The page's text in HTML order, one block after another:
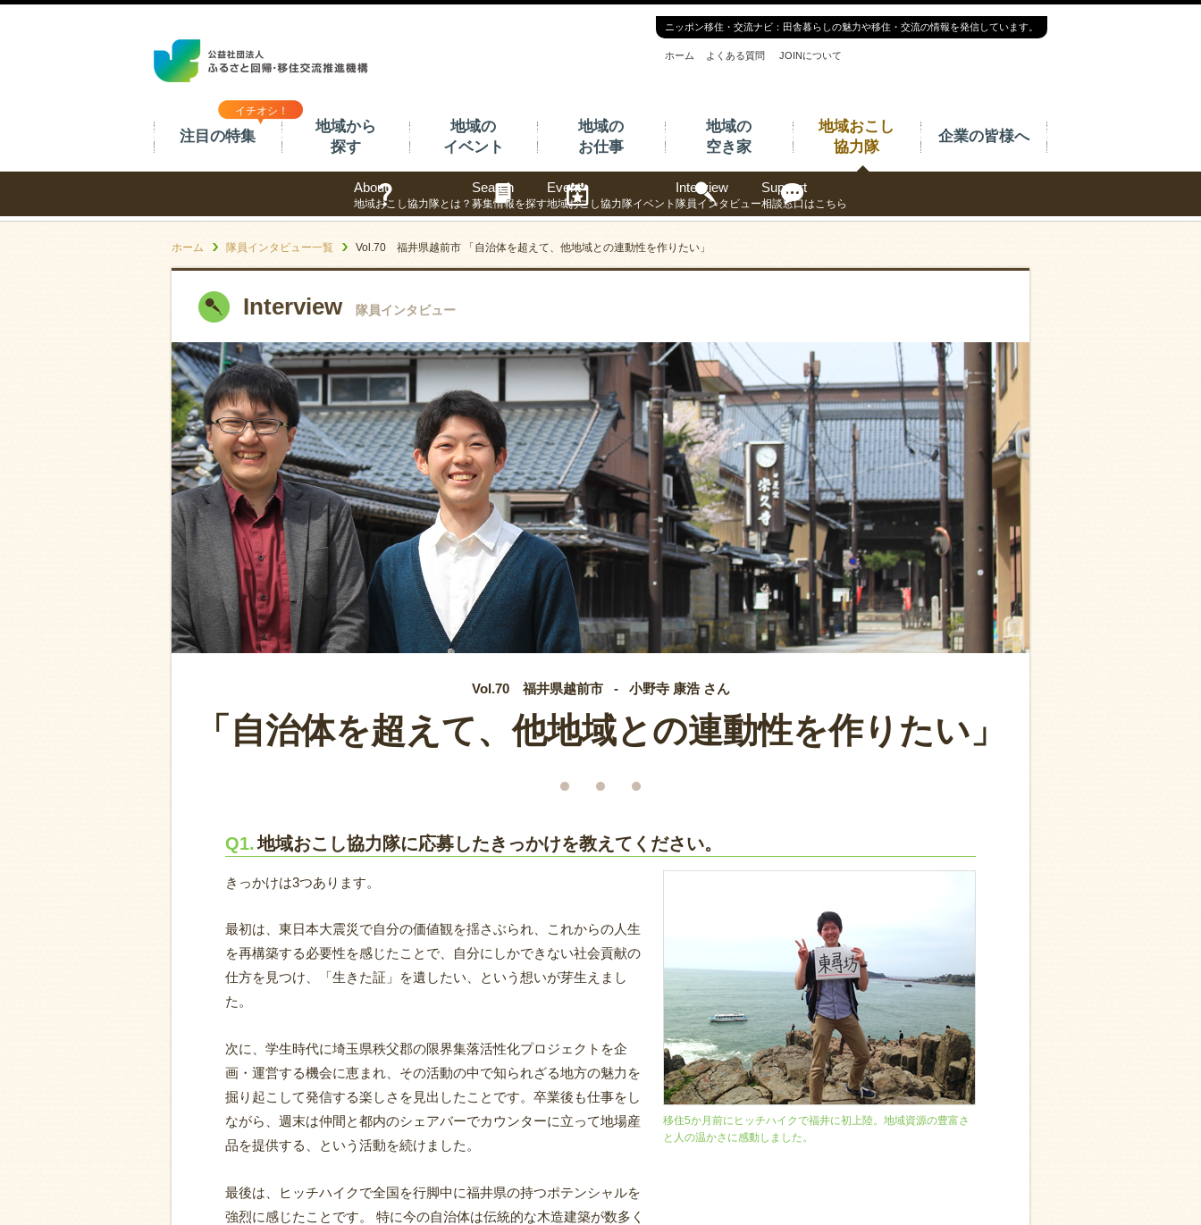
ニッポン移住・交流ナビ：田舎暮らしの魅力や移住・交流の情報を発信しています。
ホーム よくある質問 JOINについて
イチオシ！
注目の特集
地域から
探す
地域の
イベント
地域の
お仕事
地域の
空き家
地域おこし
協力隊
About
地域おこし協力隊とは？
Search
募集情報を探す
Event
地域おこし協力隊イベント
Interview
隊員インタビュー
Support
相談窓口はこちら
企業の皆様へ
ホーム 隊員インタビュー一覧 Vol.70 福井県越前市 「自治体を超えて、他地域との連動性を作りたい」
Interview 隊員インタビュー
Vol.70 福井県越前市 - 小野寺 康浩 さん
「自治体を超えて、他地域との連動性を作りたい」
Q1.地域おこし協力隊に応募したきっかけを教えてください。
きっかけは3つあります。
最初は、東日本大震災で自分の価値観を揺さぶられ、これからの人生
を再構築する必要性を感じたことで、自分にしかできない社会貢献の
仕方を見つけ、「生きた証」を遺したい、という想いが芽生えまし
た。
次に、学生時代に埼玉県秩父郡の限界集落活性化プロジェクトを企
画・運営する機会に恵まれ、その活動の中で知られざる地方の魅力を
掘り起こして発信する楽しさを見出したことです。卒業後も仕事をし
ながら、週末は仲間と都内のシェアバーでカウンターに立って地場産
品を提供する、という活動を続けました。
最後は、ヒッチハイクで全国を行脚中に福井県の持つポテンシャルを
強烈に感じたことです。 特に今の自治体は伝統的な木造建築が数多く
移住5か月前にヒッチハイクで福井に初上陸。地域資源の豊富さ
と人の温かさに感動しました。